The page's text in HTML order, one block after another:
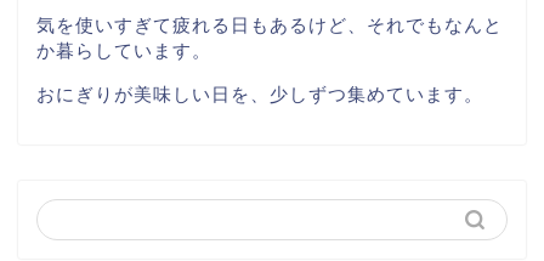
気を使いすぎて疲れる日もあるけど、それでもなんと
か暮らしています。
おにぎりが美味しい日を、少しずつ集めています。